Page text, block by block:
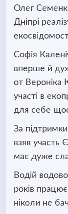
Олег
Дніпрі
Софія
вперше й
от Вероніка
участі в
для себе
За
взяв участь
має дуже
Водій
років
ніколи не